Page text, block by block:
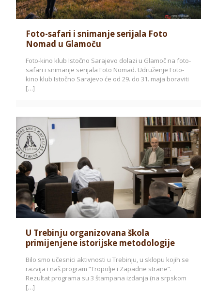
Foto-safari i snimanje serijala Foto
Nomad u Glamoču
Foto-kino klub Istočno Sarajevo dolazi u Glamoč na foto-
safari i snimanje serijala Foto Nomad. Udruženje Foto-
kino klub Istočno Sarajevo će od 29. do 31. maja boraviti
[…]
U Trebinju organizovana škola
primijenjene istorijske metodologije
Bilo smo učesnici aktivnosti u Trebinju, u sklopu kojih se
razvija i naš program “Tropolje i Zapadne strane”.
Rezultat programa su 3 štampana izdanja (na srpskom
[…]